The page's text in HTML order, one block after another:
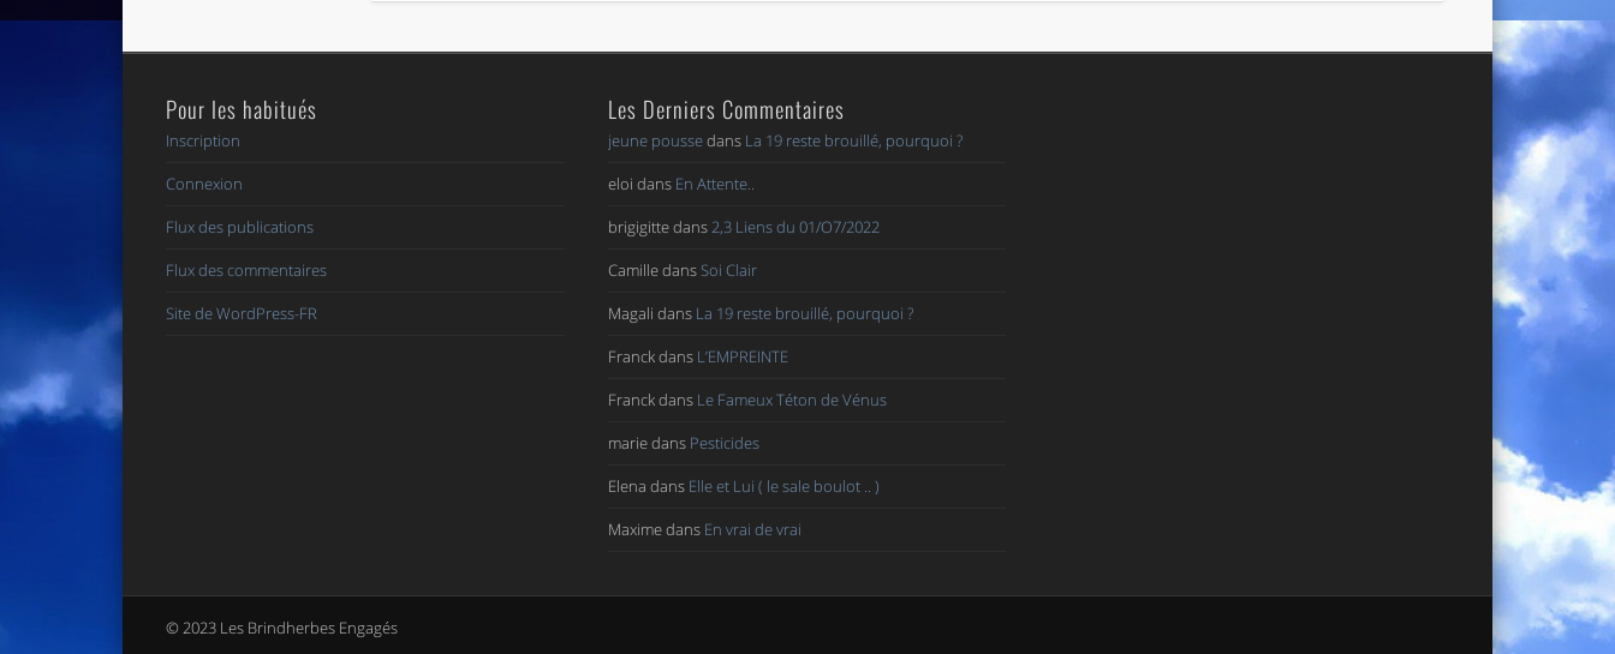
Pour les habitués
Inscription
Connexion
Flux des publications
Flux des commentaires
Site de WordPress-FR
Les Derniers Commentaires
jeune poussedans La 19 reste brouillé, pourquoi ?
eloi dans En Attente..
brigigittedans2,3 Liens du 01/O7/2022
CamilledansSoi Clair
Magali dans La 19 reste brouillé, pourquoi ?
Franckdans L’EMPREINTE
Franckdans Le Fameux Téton de Vénus
mariedans Pesticides
Elena dans Elle et Lui ( le sale boulot .. )
Maximedans En vrai de vrai
© 2023 Les Brindherbes Engagés